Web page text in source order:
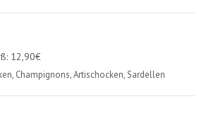
12,90€
Champignons, Artischocken, Sardellen